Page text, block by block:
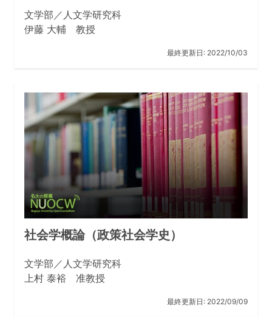
（令和 7 年 7 月 11 日）
関連リンク
文学部／人文学研究科
文学部／人文学研究科
伊藤 大輔 教授
最終更新日: 2022/10/03
社会学概論（政策社会学史）
文学部／人文学研究科
上村 泰裕 准教授
最終更新日: 2022/09/09